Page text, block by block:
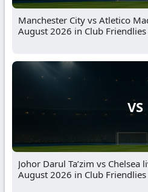
Manchester City vs Atletico
August 2026 in Club Friendlies
VS
Johor Darul Ta’zim vs Chelsea
August 2026 in Club Friendlies